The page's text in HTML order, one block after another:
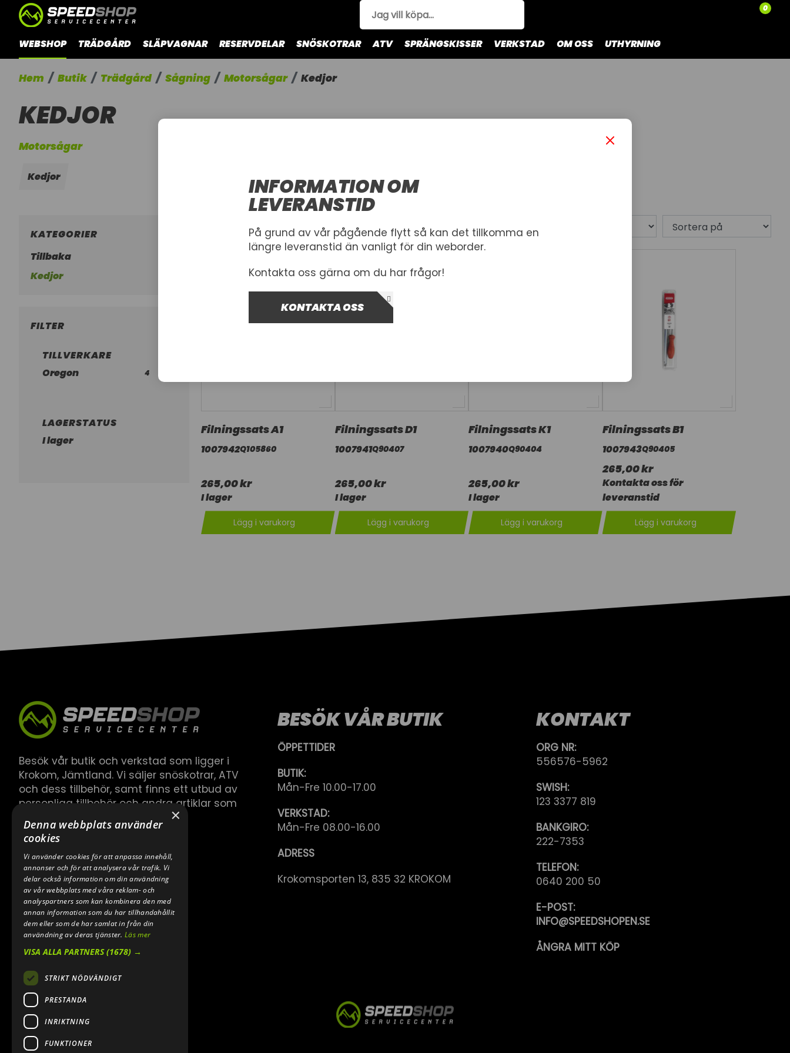
0
WEBSHOP TRÄDGÅRD SLÄPVAGNAR RESERVDELAR SNÖSKOTRAR ATV SPRÄNGSKISSER VERKSTAD OM OSS UTHYRNING
Hem Butik Trädgård Sågning Motorsågar Kedjor
KEDJOR
Motorsågar
Kedjor
KATEGORIER
Tillbaka
Kedjor
FILTER
TILLVERKARE
Oregon
4
LAGERSTATUS
I lager
Filningssats A1
1007942Q105860
265,00 kr
I lager
Lägg i varukorg
Filningssats D1
1007941Q90407
265,00 kr
I lager
Lägg i varukorg
Filningssats K1
1007940Q90404
265,00 kr
I lager
Lägg i varukorg
Filningssats B1
1007943Q90405
265,00 kr
Kontakta oss för
leveranstid
Lägg i varukorg
Besök vår butik och verkstad som ligger i
Krokom, Jämtland. Vi säljer snöskotrar, ATV
och dess tillbehör, samt finns ett utbud av
personliga tillbehör och andra artiklar som
hör till.
BESÖK VÅR BUTIK
ÖPPETTIDER
BUTIK:
Mån-Fre 10.00-17.00
VERKSTAD:
Mån-Fre 08.00-16.00
ADRESS
Krokomsporten 13, 835 32 KROKOM
KONTAKT
ORG NR:
556576-5962
SWISH:
123 3377 819
BANKGIRO:
222-7353
TELEFON:
0640 200 50
E-POST:
INFO@SPEEDSHOPEN.SE
ÅNGRA MITT KÖP
INFORMATION OM
LEVERANSTID
På grund av vår pågående flytt så kan det tillkomma en
längre leveranstid än vanligt för din weborder.
Kontakta oss gärna om du har frågor!
KONTAKTA OSS
×
Denna webbplats använder
cookies
Vi använder cookies för att anpassa innehåll,
annonser och för att analysera vår trafik. Vi
delar också information om din användning
av vår webbplats med våra reklam- och
analyspartners som kan kombinera den med
annan information som du har tillhandahållit
dem eller som de har samlat in från din
användning av deras tjänster.Läs mer
VISA ALLA PARTNERS(1678) →
STRIKT NÖDVÄNDIGT
PRESTANDA
INRIKTNING
FUNKTIONER